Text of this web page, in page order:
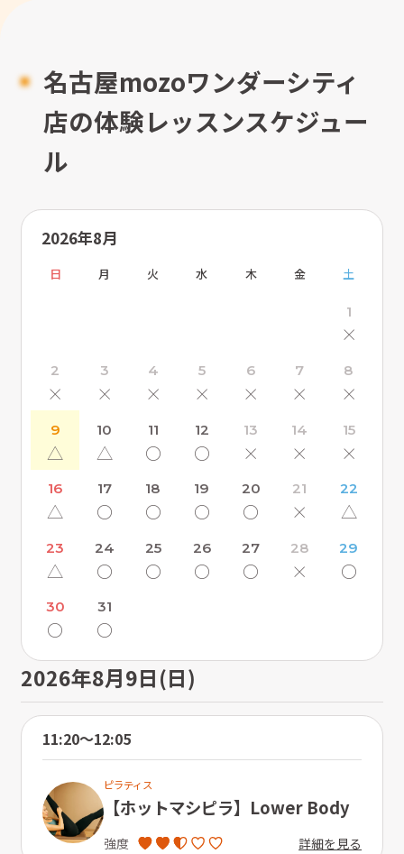
名古屋mozoワンダーシティ
店の体験レッスンスケジュー
ル
2026年8月
日 月 火 水 木 金 土
1
×
2
×
3
×
4
×
5
×
6
×
7
×
8
×
9
△
10
△
11
〇
12
〇
13
×
14
×
15
×
16
△
17
〇
18
〇
19
〇
20
〇
21
×
22
△
23
△
24
〇
25
〇
26
〇
27
〇
28
×
29
〇
30
〇
31
〇
2026年8月9日(日)
11:20〜12:05
ピラティス
【ホットマシピラ】Lower Body
強度 詳細を見る